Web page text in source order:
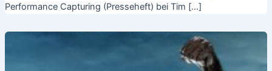
Performance Capturing (Presseheft) bei Tim […]